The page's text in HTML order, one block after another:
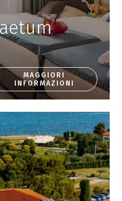
MAGGIORI
INFORMAZIONI